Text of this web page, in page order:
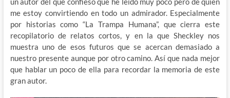
me estoy convirtiendo en todo un admirador. Especialmente
por historias como “La Trampa Humana”, que cierra este
recopilatorio de relatos cortos, y en la que Sheckley nos
muestra uno de esos futuros que se acercan demasiado a
nuestro presente aunque por otro camino. Así que nada mejor
que hablar un poco de ella para recordar la memoria de este
gran autor.